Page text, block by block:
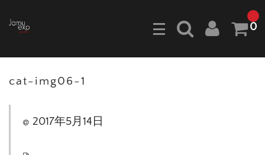
0
cat-img06-1
2017年5月14日